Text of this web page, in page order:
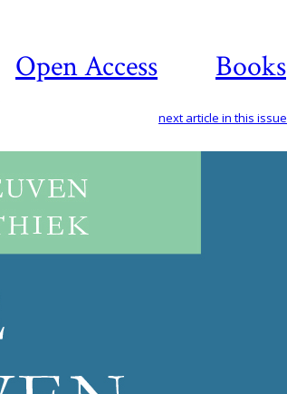
Open Access Books
next article in this issue